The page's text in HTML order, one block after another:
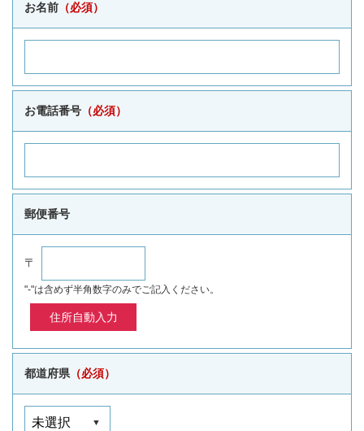
お名前 （必須）
お電話番号 （必須）
郵便番号
〒
"-"は含めず半角数字のみでご記入ください。
都道府県 （必須）